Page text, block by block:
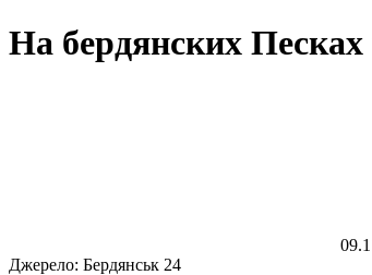
На бердянских
Джерело: Бердянськ 24